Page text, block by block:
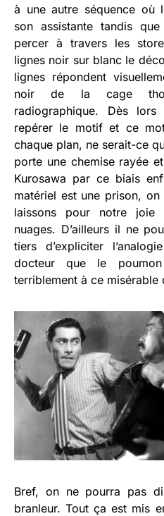
à une autre séquence où
son assistante tandis
percer à travers les
lignes noir sur blanc le
lignes répondent
noir de la cage
radiographique. Dès
repérer le motif et ce
chaque plan, ne serait-ce
porte une chemise rayée
Kurosawa par ce biais
matériel est une prison,
laissons pour notre joie
nuages. D’ailleurs il ne
tiers d’expliciter
docteur que le
terriblement à ce misérable
Bref, on ne pourra pas
branleur. Tout ça est mis